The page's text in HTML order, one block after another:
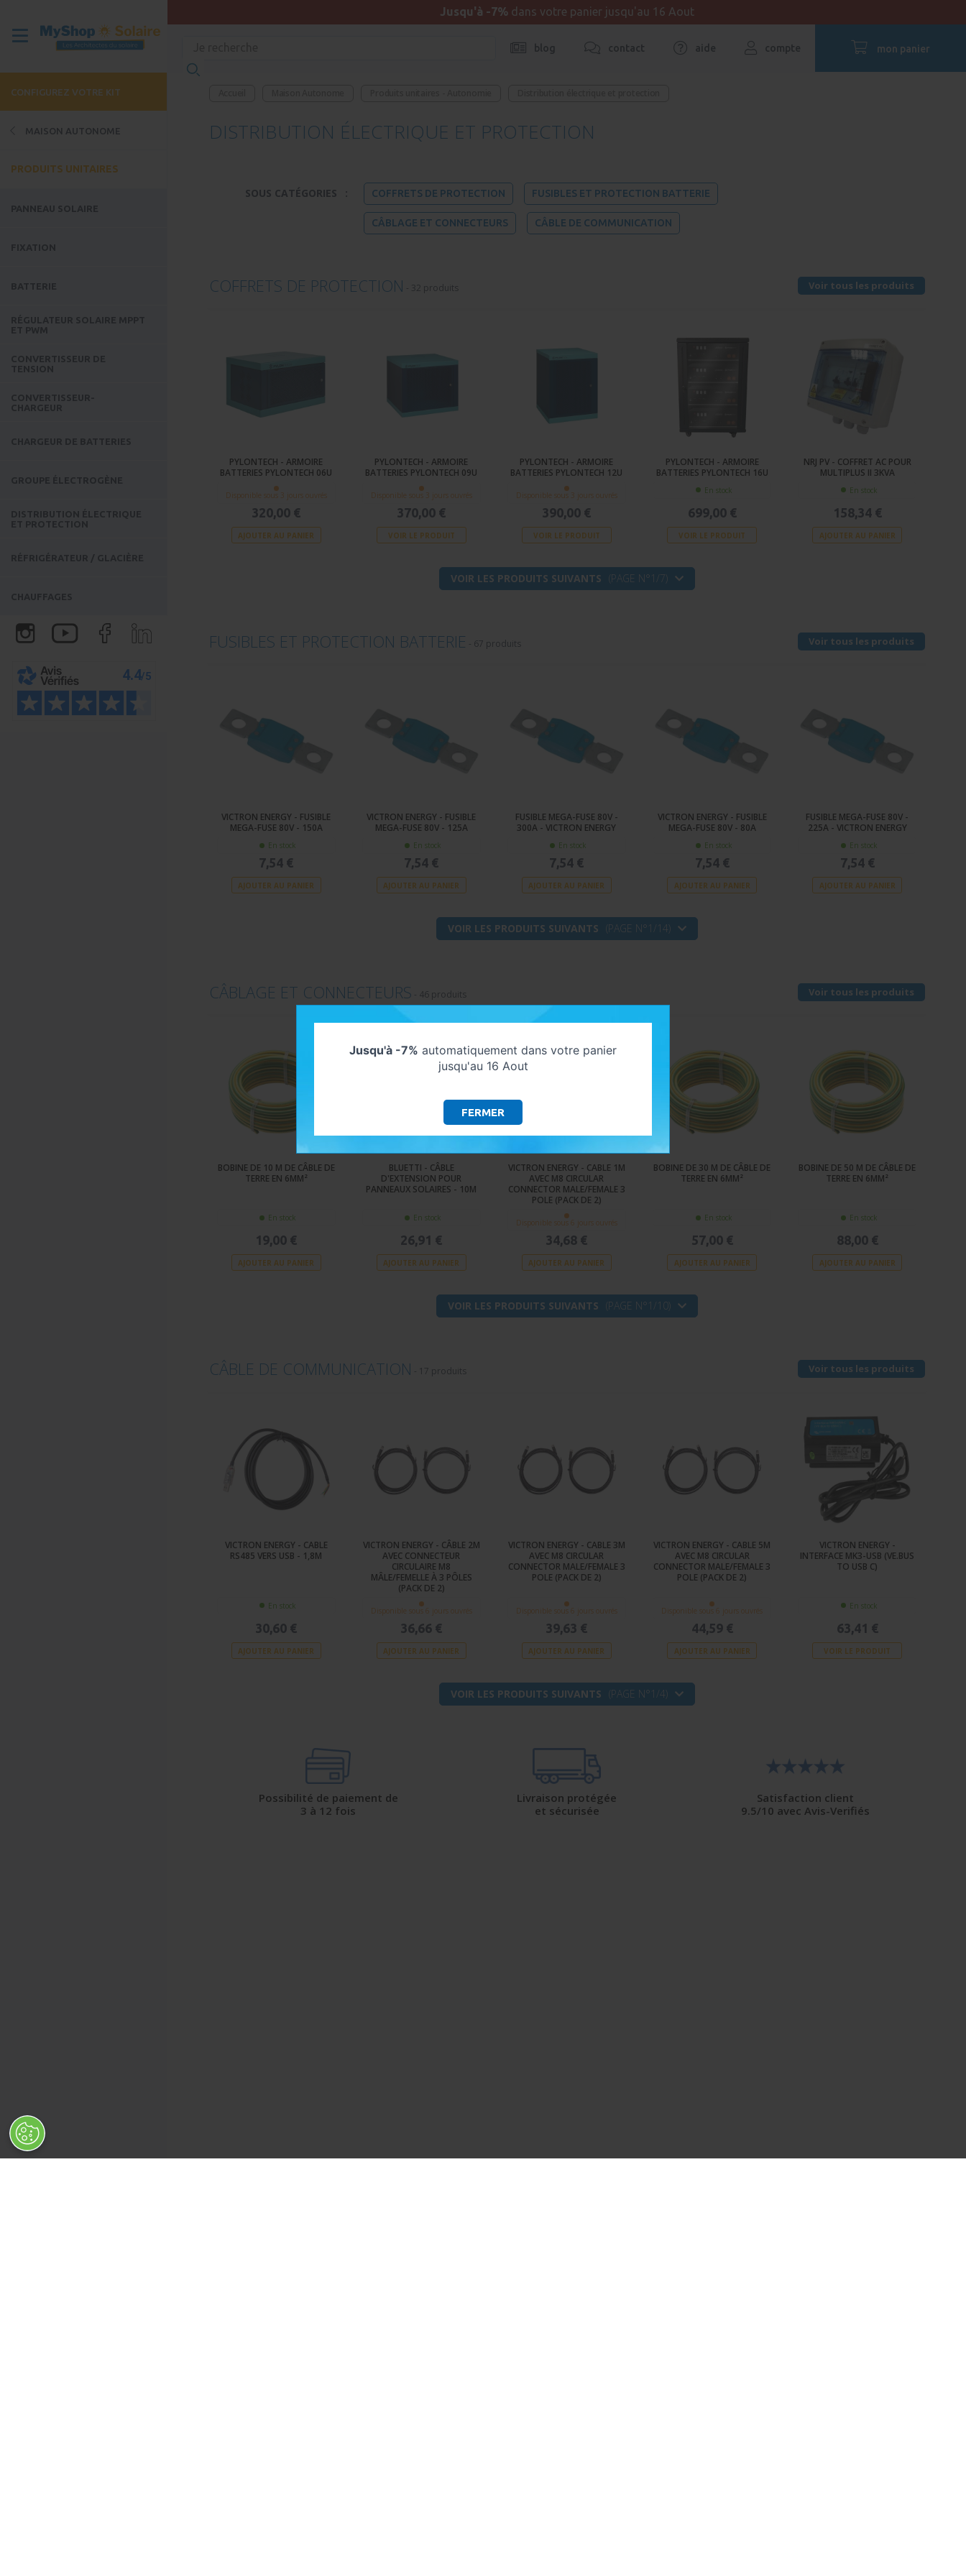
Jusqu'à -7%dans votre panier jusqu'au 16 Aout
blog contact aide compte mon panier
CONFIGUREZ VOTRE KIT
MAISON AUTONOME
PRODUITS UNITAIRES
DISTRIBUTION ÉLECTRIQUE ET PROTECTION
SOUS CATÉGORIES : COFFRETS DE PROTECTION FUSIBLES ET PROTECTION BATTERIE
CÂBLAGE ET CONNECTEURS CÂBLE DE COMMUNICATION
COFFRETS DE PROTECTION 32 produits Voir tous les produits
PYLONTECH - ARMOIRE
BATTERIES PYLONTECH 06U
Disponible sous 3 jours ouvrés
320,00 €
AJOUTER AU PANIER
PYLONTECH - ARMOIRE
BATTERIES PYLONTECH 09U
Disponible sous 3 jours ouvrés
370,00 €
VOIR LE PRODUIT
PYLONTECH - ARMOIRE
BATTERIES PYLONTECH 12U
Disponible sous 3 jours ouvrés
390,00 €
VOIR LE PRODUIT
PYLONTECH - ARMOIRE
BATTERIES PYLONTECH 16U
En stock
699,00 €
VOIR LE PRODUIT
NRJ PV - COFFRET AC POUR
MULTIPLUS II 3KVA
En stock
158,34 €
AJOUTER AU PANIER
VOIR LES PRODUITS SUIVANTS (PAGE N°1/7)
FUSIBLES ET PROTECTION BATTERIE 67 produits Voir tous les produits
VICTRON ENERGY - FUSIBLE
MEGA-FUSE 80V - 150A
En stock
7,54 €
AJOUTER AU PANIER
VICTRON ENERGY - FUSIBLE
MEGA-FUSE 80V - 125A
En stock
7,54 €
AJOUTER AU PANIER
FUSIBLE MEGA-FUSE 80V -
300A - VICTRON ENERGY
En stock
7,54 €
AJOUTER AU PANIER
VICTRON ENERGY - FUSIBLE
MEGA-FUSE 80V - 80A
En stock
7,54 €
AJOUTER AU PANIER
FUSIBLE MEGA-FUSE 80V -
225A - VICTRON ENERGY
En stock
7,54 €
AJOUTER AU PANIER
VOIR LES PRODUITS SUIVANTS (PAGE N°1/14)
CÂBLAGE ET CONNECTEURS 46 produits Voir tous les produits
BOBINE DE 10 M DE CÂBLE DE
TERRE EN 6MM²
En stock
19,00 €
AJOUTER AU PANIER
BLUETTI - CÂBLE
D'EXTENSION POUR
PANNEAUX SOLAIRES - 10M
En stock
26,91 €
AJOUTER AU PANIER
VICTRON ENERGY - CABLE 1M
AVEC M8 CIRCULAR
CONNECTOR MALE/FEMALE 3
POLE (PACK DE 2)
Disponible sous 6 jours ouvrés
34,68 €
AJOUTER AU PANIER
BOBINE DE 30 M DE CÂBLE DE
TERRE EN 6MM²
En stock
57,00 €
AJOUTER AU PANIER
BOBINE DE 50 M DE CÂBLE DE
TERRE EN 6MM²
En stock
88,00 €
AJOUTER AU PANIER
VOIR LES PRODUITS SUIVANTS (PAGE N°1/10)
CÂBLE DE COMMUNICATION 17 produits Voir tous les produits
VICTRON ENERGY - CABLE
RS485 VERS USB - 1,8M
En stock
30,60 €
AJOUTER AU PANIER
VICTRON ENERGY - CÂBLE 2M
AVEC CONNECTEUR
CIRCULAIRE M8
MÂLE/FEMELLE À 3 PÔLES
(PACK DE 2)
Disponible sous 6 jours ouvrés
36,66 €
AJOUTER AU PANIER
VICTRON ENERGY - CABLE 3M
AVEC M8 CIRCULAR
CONNECTOR MALE/FEMALE 3
POLE (PACK DE 2)
Disponible sous 6 jours ouvrés
39,63 €
AJOUTER AU PANIER
VICTRON ENERGY - CABLE 5M
AVEC M8 CIRCULAR
CONNECTOR MALE/FEMALE 3
POLE (PACK DE 2)
Disponible sous 6 jours ouvrés
44,59 €
AJOUTER AU PANIER
VICTRON ENERGY -
INTERFACE MK3-USB (VE.BUS
TO USB C)
En stock
63,41 €
VOIR LE PRODUIT
VOIR LES PRODUITS SUIVANTS (PAGE N°1/4)
Possibilité de paiement de
3 à 12 fois
Livraison protégée
et sécurisée
Satisfaction client
9.5/10 avec Avis-Verifiés
Jusqu'à -7% automatiquement dans votre panier
jusqu'au 16 Aout
FERMER